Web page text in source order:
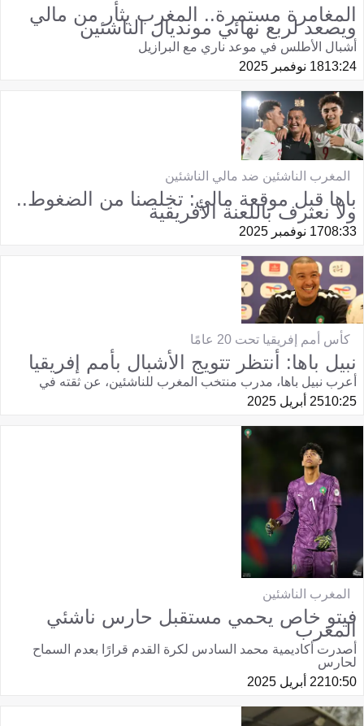
المغامرة مستمرة.. المغرب يثأر من مالي
ويصعد لربع نهائي مونديال الناشئين
أشبال الأطلس في موعد ناري مع البرازيل
13:2418 نوفمبر 2025
المغرب الناشئين ضد مالي الناشئين
باها قبل موقعة مالي: تخلصنا من الضغوط..
ولا نعترف باللعنة الأفريقية
08:3317 نوفمبر 2025
كأس أمم إفريقيا تحت 20 عامًا
نبيل باها: أنتظر تتويج الأشبال بأمم إفريقيا
أعرب نبيل باها، مدرب منتخب المغرب للناشئين، عن ثقته في
10:2525 أبريل 2025
المغرب الناشئين
فيتو خاص يحمي مستقبل حارس ناشئي
المغرب
أصدرت أكاديمية محمد السادس لكرة القدم قرارًا بعدم السماح
لحارس
10:5022 أبريل 2025